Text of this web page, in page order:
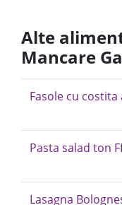
Alte
Mancare
Fasole cu
Pasta salad ton
Lasagna